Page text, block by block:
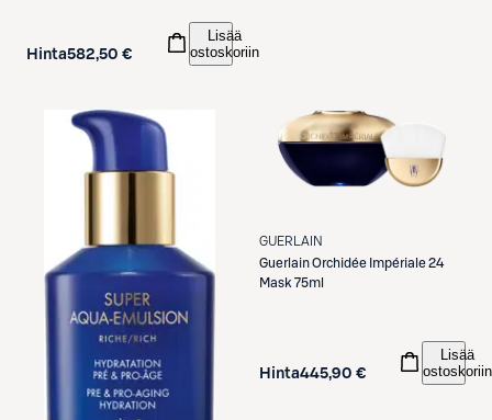
Hinta582,50 €
Lisää
ostoskoriin
GUERLAIN
GuerlainOrchidée Impériale 24
Mask 75ml
Hinta445,90 €
Lisää
ostoskoriin